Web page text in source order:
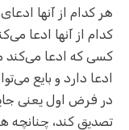
هر کدام از آنها
کدام از آنها ادعا
کسی که ادعا می‌کند
ادعا دارد و بایع
در فرض اول یعنی
تصدیق کند، چنانچه